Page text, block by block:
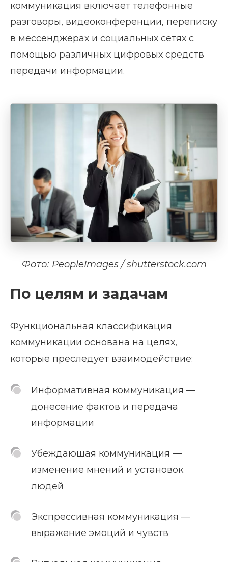
коммуникация включает телефонные
разговоры, видеоконференции, переписку
в мессенджерах и социальных сетях с
помощью различных цифровых средств
передачи информации.
Фото: PeopleImages / shutterstock.com
По целям и задачам
Функциональная классификация
коммуникации основана на целях,
которые преследует взаимодействие:
Информативная коммуникация —
донесение фактов и передача
информации
Убеждающая коммуникация —
изменение мнений и установок
людей
Экспрессивная коммуникация —
выражение эмоций и чувств